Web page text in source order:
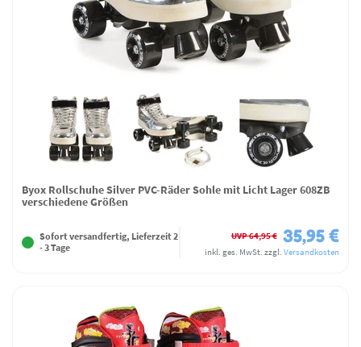
Byox Rollschuhe Silver PVC-Räder Sohle mit Licht Lager 608ZB
verschiedene Größen
Sofort versandfertig, Lieferzeit 2
- 3 Tage
UVP 64,95 € 35,95 €
inkl. ges. MwSt. zzgl. Versandkosten